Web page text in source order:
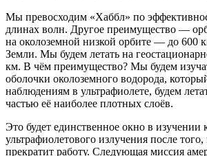
Мы превосходим «Хаббл» по
длинах волн. Другое преимущество —
на околоземной низкой орбите — до 600
Земли. Мы будем летать на
км. В чём преимущество? Мы будем
оболочки околоземного водорода,
наблюдениям в ультрафиолете, будем
частью её наиболее плотных слоёв.
Это будет единственное окно в
ультрафиолетового излучения после
прекратит работу. Следующая миссия